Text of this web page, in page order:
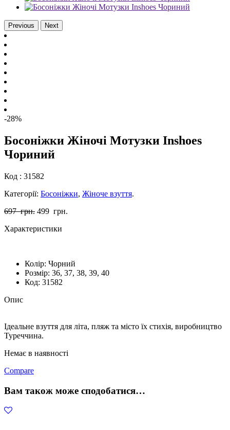
Previous Next
-28%
Босоніжки Жіночі Мотузки Inshoes
Чориний
Код : 31582
Категорії: Босоніжки, Жіноче взуття.
697 грн. 499 грн.
Характеристики
Колір: Чорний
Розмiр: 36, 37, 38, 39, 40
Код: 31582
Опис
Ідеальне взуття для літа, пляж та місто їх стихія, виробництво
Туреччина.
Немає в наявності
Compare
Вам також може сподобатися…